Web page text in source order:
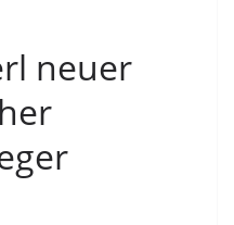
neuer